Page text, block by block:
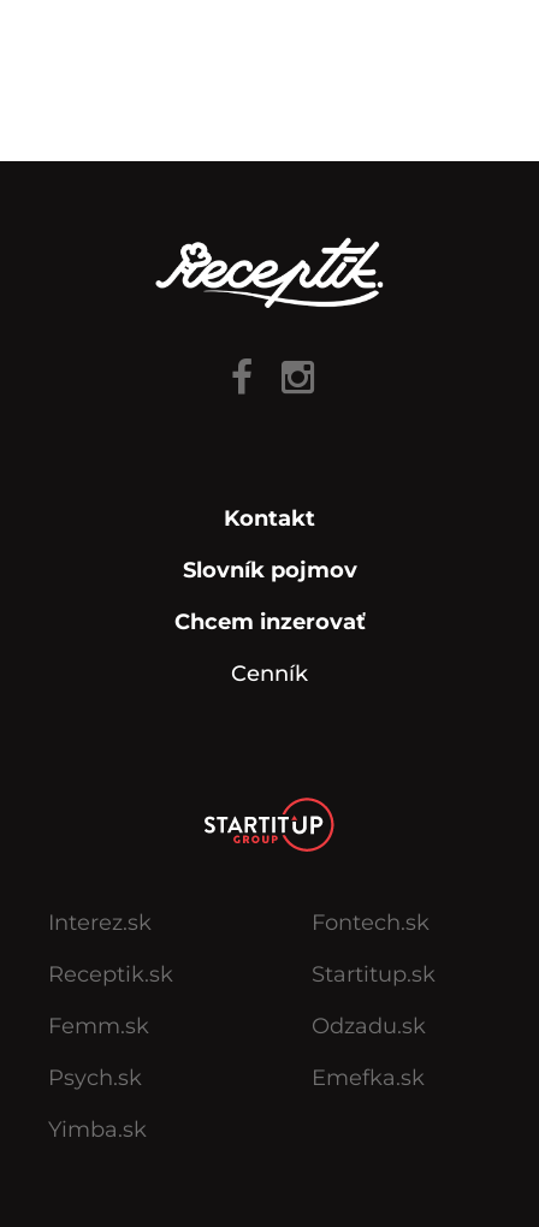
Kontakt
Slovník pojmov
Chcem inzerovať
Cenník
Interez.sk
Receptik.sk
Femm.sk
Psych.sk
Yimba.sk
Fontech.sk
Startitup.sk
Odzadu.sk
Emefka.sk